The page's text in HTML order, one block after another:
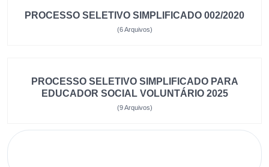
PROCESSO SELETIVO SIMPLIFICADO 002/2020
(6 Arquivos)
PROCESSO SELETIVO SIMPLIFICADO PARA
EDUCADOR SOCIAL VOLUNTÁRIO 2025
(9 Arquivos)